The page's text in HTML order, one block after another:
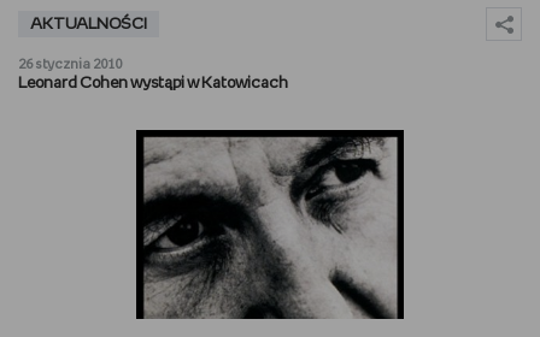
SŁUCHAM
BACK TO SCHOOL
PREZENTOWNIKI
AKTUALNOŚCI
26 stycznia 2010
Leonard Cohen wystąpi w Katowicach